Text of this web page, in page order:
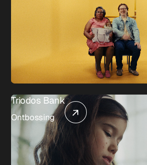
Triodos Bank
Ontbossing